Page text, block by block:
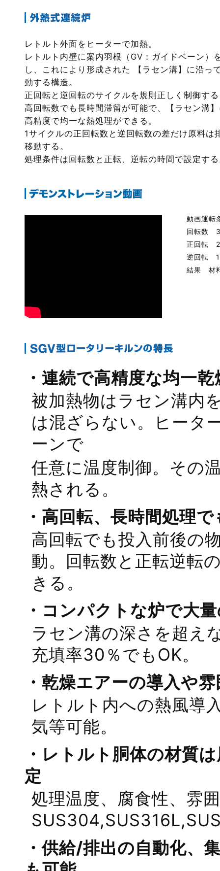
レトルト外面をヒーターで加熱。
レトルト内壁に案内羽根（GV：ガイドベーン）
し、これにより形成された 【ラセン溝】に沿っ
動する構造。
正回転と逆回転のサイクルを規則正しく制御す
高回転数でも長時間滞留が可能で、【ラセン溝
高精度で均一な熱処理ができる。
1サイクルの正回転数と逆回転数の差だけ原料は
移動する。
処理条件は回転数と正転、逆転の時間で設定す
動画運転
回転数
正回転
逆回転
結果 材
・連続で高精度な均一
被加熱物はラセン溝内
は混ざらない。ヒータ
ーンで
任意に温度制御。その
熱される。
・高回転、長時間処理
高回転でも投入前後の
動。回転数と正転逆転
きる。
・コンパクトな炉で大
ラセン溝の深さを超え
充填率30％でもOK。
・乾燥エアーの導入や
レトルト内への熱風導
気等可能。
・レトルト胴体の材質
定
処理温度、腐食性、雰
・供給/排出の自動化、